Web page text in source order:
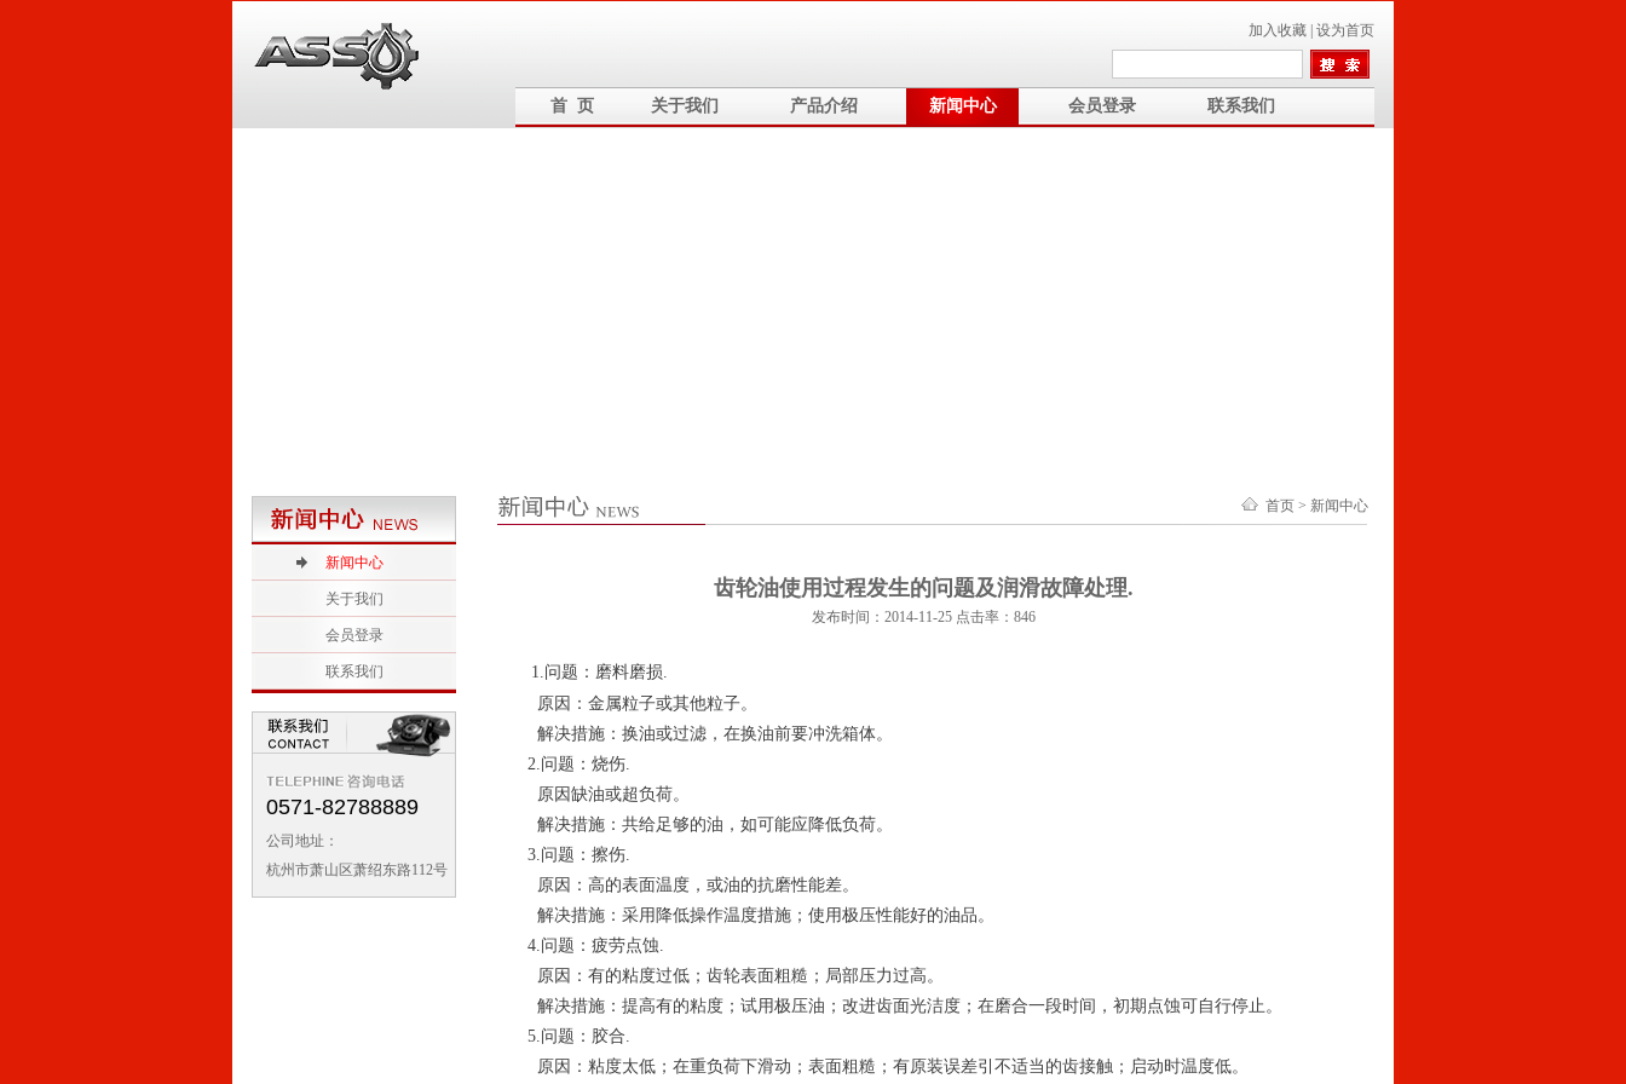
加入收藏 设为首页
首 页 关于我们 产品介绍 新闻中心 会员登录 联系我们
5
3
新闻中心
关于我们
会员登录
联系我们
0571-82788889
公司地址：
杭州市萧山区萧绍东路112号
首页 > 新闻中心
齿轮油使用过程发生的问题及润滑故障处理.
发布时间：2014-11-25 点击率：846
1.问题：磨料磨损.
  原因：金属粒子或其他粒子。
  解决措施：换油或过滤，在换油前要冲洗箱体。
2.问题：烧伤.
  原因缺油或超负荷。
  解决措施：共给足够的油，如可能应降低负荷。
3.问题：擦伤.
  原因：高的表面温度，或油的抗磨性能差。
  解决措施：采用降低操作温度措施；使用极压性能好的油品。
4.问题：疲劳点蚀.
  原因：有的粘度过低；齿轮表面粗糙；局部压力过高。
  解决措施：提高有的粘度；试用极压油；改进齿面光洁度；在磨合一段时间，初期点蚀可自行停止。
5.问题：胶合.
  原因：粘度太低；在重负荷下滑动；表面粗糙；有原装误差引不适当的齿接触；启动时温度低。